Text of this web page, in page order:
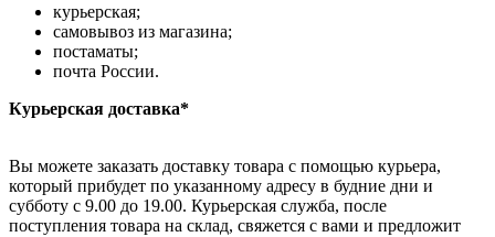
курьерская;
самовывоз из магазина;
постаматы;
почта России.
Курьерская доставка*
Вы можете заказать доставку товара с помощью курьера,
который прибудет по указанному адресу в будние дни и
субботу с 9.00 до 19.00. Курьерская служба, после
поступления товара на склад, свяжется с вами и предложит